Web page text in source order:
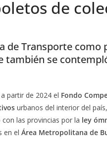
de
de Transporte como
también se
partir de 2024 el Fondo
urbanos del interior del
las provincias por la ley
en el Área Metropolitana de